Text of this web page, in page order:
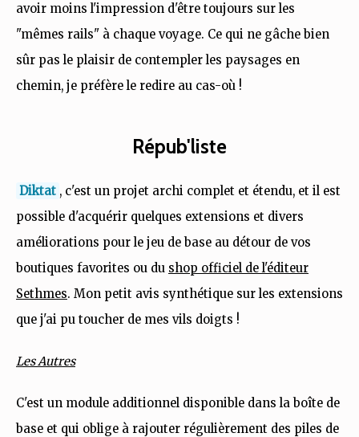
avoir moins l'impression d'être toujours sur les
"mêmes rails" à chaque voyage. Ce qui ne gâche bien
sûr pas le plaisir de contempler les paysages en
chemin, je préfère le redire au cas-où !
Répub'liste
Diktat , c'est un projet archi complet et étendu, et il est
possible d'acquérir quelques extensions et divers
améliorations pour le jeu de base au détour de vos
boutiques favorites ou du shop officiel de l'éditeur
Sethmes. Mon petit avis synthétique sur les extensions
que j'ai pu toucher de mes vils doigts !
Les Autres
C'est un module additionnel disponible dans la boîte de
base et qui oblige à rajouter régulièrement des piles de